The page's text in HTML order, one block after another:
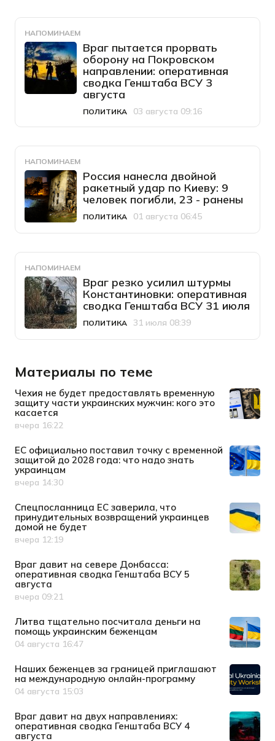
НАПОМИНАЕМ
Враг пытается прорвать
оборону на Покровском
направлении: оперативная
сводка Генштаба ВСУ 3
августа
Категория
ПОЛИТИКА
Дата публикации
03 августа 09:16
НАПОМИНАЕМ
Россия нанесла двойной
ракетный удар по Киеву: 9
человек погибли, 23 - ранены
Категория
ПОЛИТИКА
Дата публикации
01 августа 06:45
НАПОМИНАЕМ
Враг резко усилил штурмы
Константиновки: оперативная
сводка Генштаба ВСУ 31 июля
Категория
ПОЛИТИКА
Дата публикации
31 июля 08:39
Материалы по теме
Чехия не будет предоставлять временную
защиту части украинских мужчин: кого это
касается
Дата публикации
вчера 16:22
ЕС официально поставил точку с временной
защитой до 2028 года: что надо знать
украинцам
Дата публикации
вчера 14:30
Спецпосланница ЕС заверила, что
принудительных возвращений украинцев
домой не будет
Дата публикации
вчера 12:19
Враг давит на севере Донбасса:
оперативная сводка Генштаба ВСУ 5
августа
Дата публикации
вчера 09:21
Литва тщательно посчитала деньги на
помощь украинским беженцам
Дата публикации
04 августа 16:47
Наших беженцев за границей приглашают
на международную онлайн-программу
Дата публикации
04 августа 15:03
Враг давит на двух направлениях:
оперативная сводка Генштаба ВСУ 4
августа